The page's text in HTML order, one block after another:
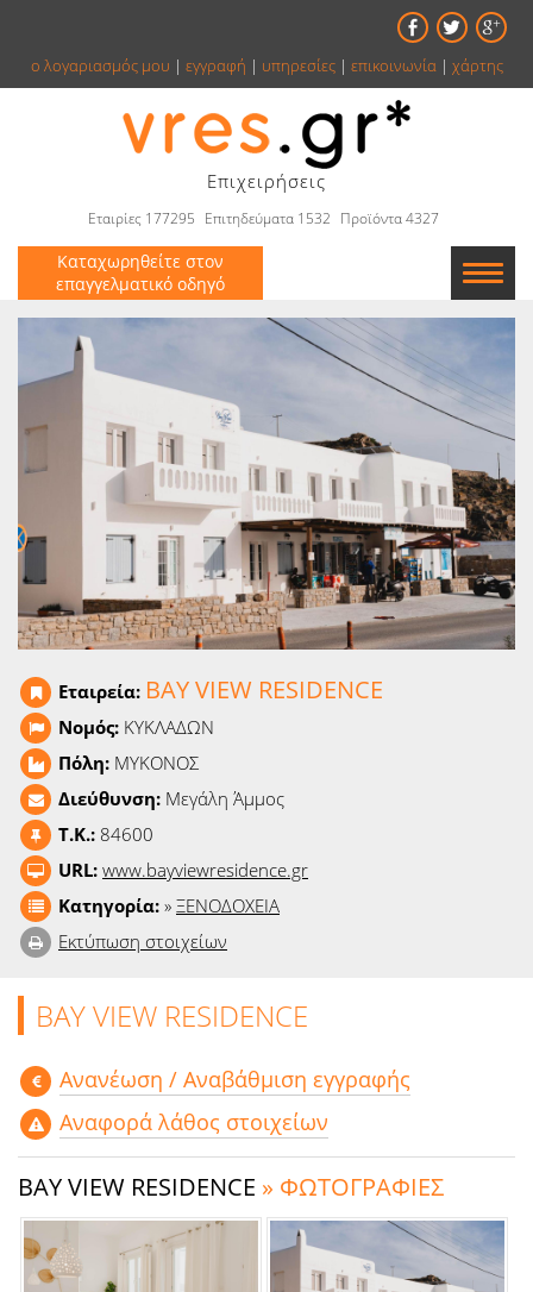
ο λογαριασμός μου | εγγραφή | υπηρεσίες| επικοινωνία| χάρτης
Επιχειρήσεις
Εταιρίες 177295 Επιτηδεύματα 1532 Προϊόντα 4327
Καταχωρηθείτε στον
επαγγελματικό οδηγό
Εταιρείες
Κατάλογος
Αγγελίες
Βιβλία
Ειδήσεις
Παιχνίδια
Ταινίες
Εταιρεία: BAY VIEW RESIDENCE
Νομός: ΚΥΚΛΑΔΩΝ
Πόλη: ΜΥΚΟΝΟΣ
Διεύθυνση: Μεγάλη Άμμος
T.K.: 84600
URL: www.bayviewresidence.gr
Κατηγορία: » ΞΕΝΟΔΟΧΕΙΑ
Εκτύπωση στοιχείων
BAY VIEW RESIDENCE
Aνανέωση / Αναβάθμιση εγγραφής
Αναφορά λάθος στοιχείων
BAY VIEW RESIDENCE » ΦΩΤΟΓΡΑΦΙΕΣ